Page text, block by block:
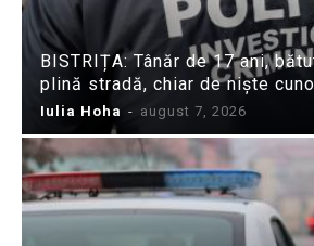
BISTRIȚA: Tânăr de 17 ani,
plină stradă, chiar de niște
Iulia Hoha - august 7, 2026